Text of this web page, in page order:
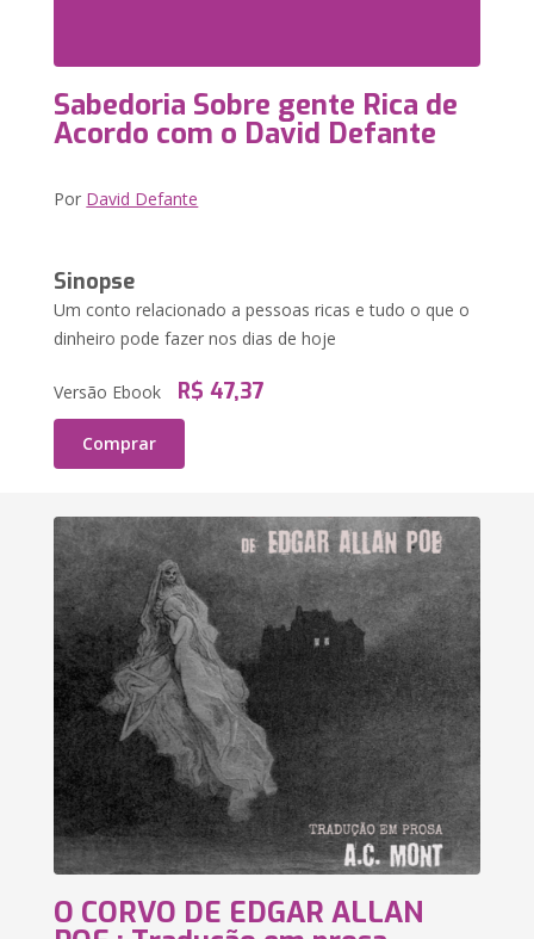
Sabedoria Sobre gente Rica de
Acordo com o David Defante
Por David Defante
Sinopse
Um conto relacionado a pessoas ricas e tudo o que o
dinheiro pode fazer nos dias de hoje
Versão Ebook R$ 47,37
Comprar
O CORVO DE EDGAR ALLAN